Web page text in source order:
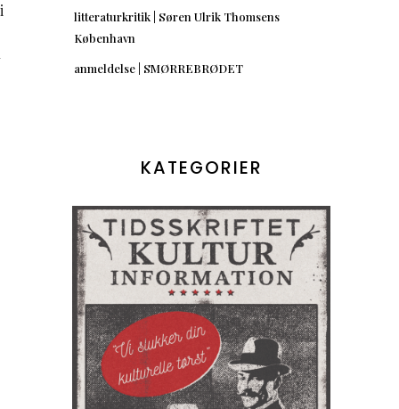
litteraturkritik | Søren Ulrik Thomsens
København
anmeldelse | SMØRREBRØDET
KATEGORIER